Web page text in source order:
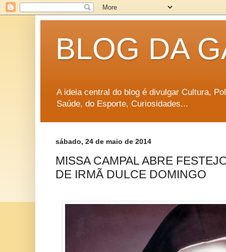
BLOG DA
A ideia central do blog é divulgar Cultura,
Saúde, do Esporte, Curiosidades...
sábado, 24 de maio de 2014
MISSA CAMPAL ABRE
DE IRMÃ DULCE DOMINGO